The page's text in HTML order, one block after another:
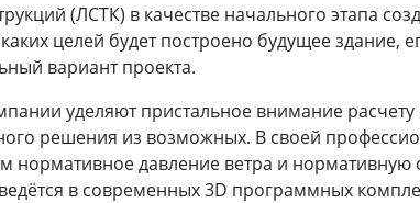
(ЛСТК) в качестве начального этапа
целей будет построено будущее здание,
вариант проекта.
уделяют пристальное внимание расчету
решения из возможных. В своей
давление ветра и нормативную
в современных 3D программных